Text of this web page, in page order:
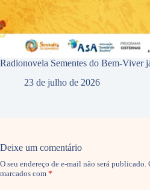
Radionovela Sementes do Bem-Viver
23 de julho de 2026
Deixe um comentário
O seu endereço de e-mail não será publicado.
marcados com *